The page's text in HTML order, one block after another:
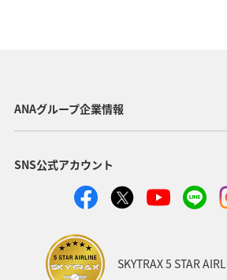
時間帯指定なし
ANAグループ企業情報
SNS公式アカウント
SKYTRAX 5 STAR